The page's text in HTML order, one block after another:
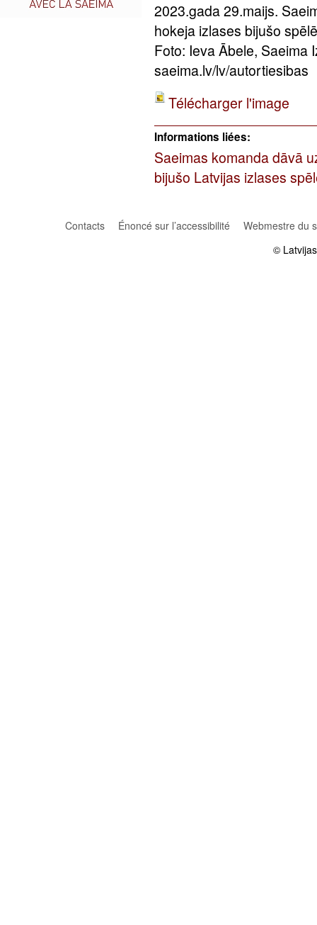
2023.gada 29.maijs.
hokeja izlases bijušo
Foto: Ieva Ābele, Saeima
saeima.lv/lv/autortiesibas
Télécharger l'image
Informations liées:
Saeimas komanda dāvā
bijušo Latvijas izlases
Contacts Énoncé sur l’accessibilité
Webmestre du
©